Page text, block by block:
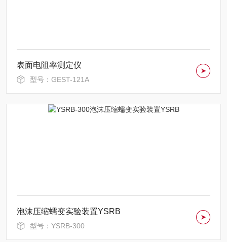
表面电阻率测定仪
型号：GEST-121A
泡沫压缩蠕变实验装置YSRB
型号：YSRB-300